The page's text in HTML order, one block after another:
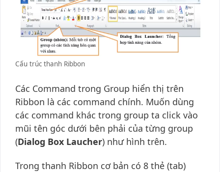
Cấu trúc thanh Ribbon
Các Command trong Group hiển thị trên
Ribbon là các command chính. Muốn dùng
các command khác trong group ta click vào
mũi tên góc dưới bên phải của từng group
(Dialog Box Laucher) như hình trên.
Trong thanh Ribbon cơ bản có 8 thẻ (tab)